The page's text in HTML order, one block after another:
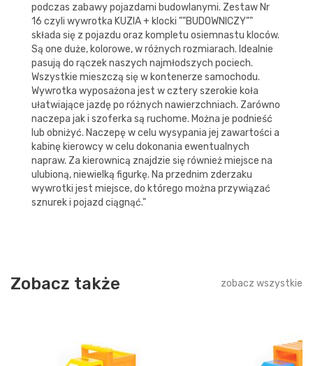
podczas zabawy pojazdami budowlanymi. Zestaw Nr
16 czyli wywrotka KUZIA + klocki ""BUDOWNICZY""
składa się z pojazdu oraz kompletu osiemnastu kloców.
Są one duże, kolorowe, w różnych rozmiarach. Idealnie
pasują do rączek naszych najmłodszych pociech.
Wszystkie mieszczą się w kontenerze samochodu.
Wywrotka wyposażona jest w cztery szerokie koła
ułatwiające jazdę po różnych nawierzchniach. Zarówno
naczepa jak i szoferka są ruchome. Można je podnieść
lub obniżyć. Naczepę w celu wysypania jej zawartości a
kabinę kierowcy w celu dokonania ewentualnych
napraw. Za kierownicą znajdzie się również miejsce na
ulubioną, niewielką figurkę. Na przednim zderzaku
wywrotki jest miejsce, do którego można przywiązać
sznurek i pojazd ciągnąć."
Zobacz także zobacz wszystkie